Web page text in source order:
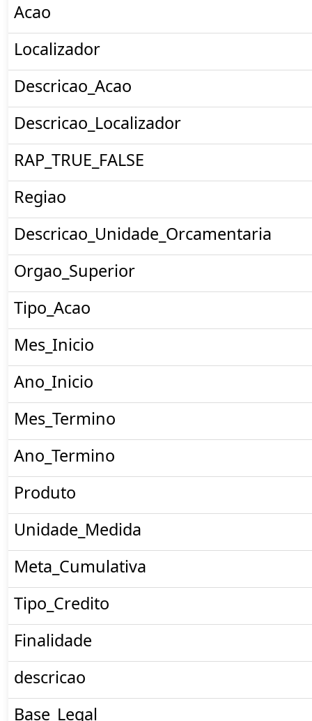
Acao
Localizador
Descricao_Acao
Descricao_Localizador
RAP_TRUE_FALSE
Regiao
Descricao_Unidade_Orcamentaria
Orgao_Superior
Tipo_Acao
Mes_Inicio
Ano_Inicio
Mes_Termino
Ano_Termino
Produto
Unidade_Medida
Meta_Cumulativa
Tipo_Credito
Finalidade
descricao
Base_Legal